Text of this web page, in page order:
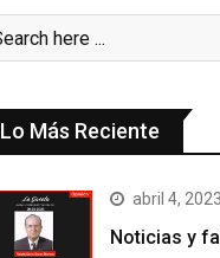
Lo Más Reciente
abril 4, 2023
Noticias y